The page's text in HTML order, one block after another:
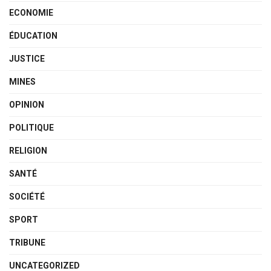
ECONOMIE
ÉDUCATION
JUSTICE
MINES
OPINION
POLITIQUE
RELIGION
SANTÉ
SOCIÉTÉ
SPORT
TRIBUNE
UNCATEGORIZED